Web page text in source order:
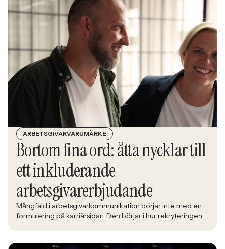
ARBETSGIVARVARUMÄRKE
Bortom fina ord: åtta nycklar till
ett inkluderande
arbetsgivarerbjudande
Mångfald i arbetsgivarkommunikation börjar inte med en
formulering på karriärsidan. Den börjar i hur rekryteringen
mer medvetna, regelverken skärps och konkurrensen om